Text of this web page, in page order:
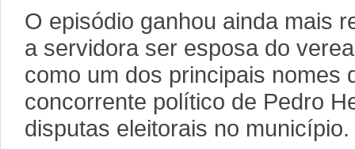
O episódio ganhou ainda mais
a servidora ser esposa do
como um dos principais nomes
concorrente político de Pedro
disputas eleitorais no município.